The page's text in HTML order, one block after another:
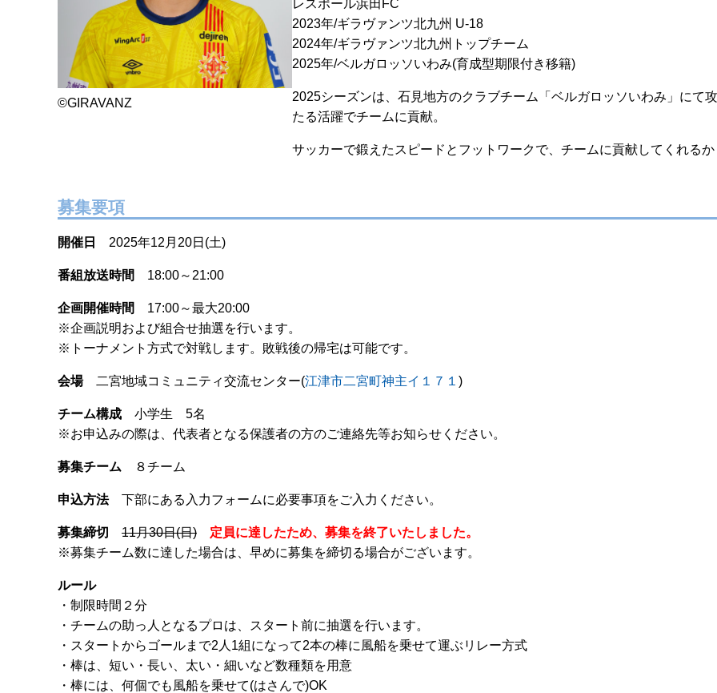
©GIRAVANZ
レスポール浜田FC
2023年/ギラヴァンツ北九州 U-18
2024年/ギラヴァンツ北九州トップチーム
2025年/ベルガロッソいわみ(育成型期限付き移籍)
2025シーズンは、石見地方のクラブチーム「ベルガロッソいわみ」にて
たる活躍でチームに貢献。
サッカーで鍛えたスピードとフットワークで、チームに貢献してくれる
募集要項
開催日 2025年12月20日(土)
番組放送時間 18:00～21:00
企画開催時間
17:00～最大20:00
※企画説明および組合せ抽選を行います。
※トーナメント方式で対戦します。敗戦後の帰宅は可能です。
会場二宮地域コミュニティ交流センター(江津市二宮町神主イ１７１ )
チーム構成 小学生 5名
※お申込みの際は、代表者となる保護者の方のご連絡先等お知らせください。
募集チーム ８チーム
申込方法下部にある入力フォームに必要事項をご入力ください。
募集締切 11月30日(日)
定員に達したため、募集を終了いたしました。
※募集チーム数に達した場合は、早めに募集を締切る場合がございます。
ルール
・制限時間２分
・チームの助っ人となるプロは、スタート前に抽選を行います。
・スタートからゴールまで2人1組になって2本の棒に風船を乗せて運ぶリレー方式
・棒は、短い・長い、太い・細いなど数種類を用意
・棒には、何個でも風船を乗せて(はさんで)OK